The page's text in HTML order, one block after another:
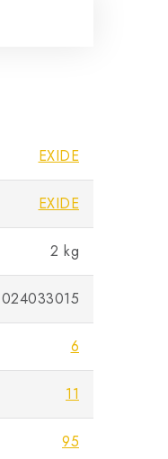
EXIDE
EXIDE
2 kg
6
11
95